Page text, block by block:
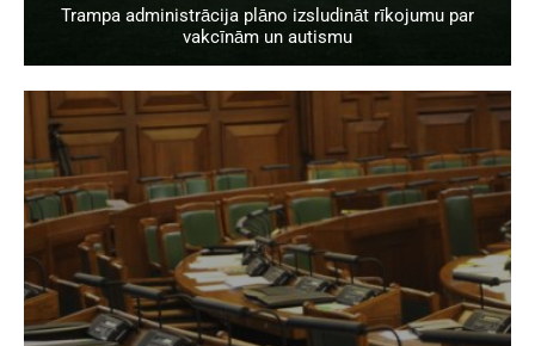
Trampa administrācija plāno izsludināt rīkojumu par
vakcīnām un autismu